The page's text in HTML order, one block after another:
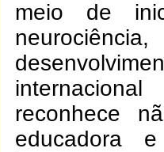
meio de
internacional
reconhece
educadora